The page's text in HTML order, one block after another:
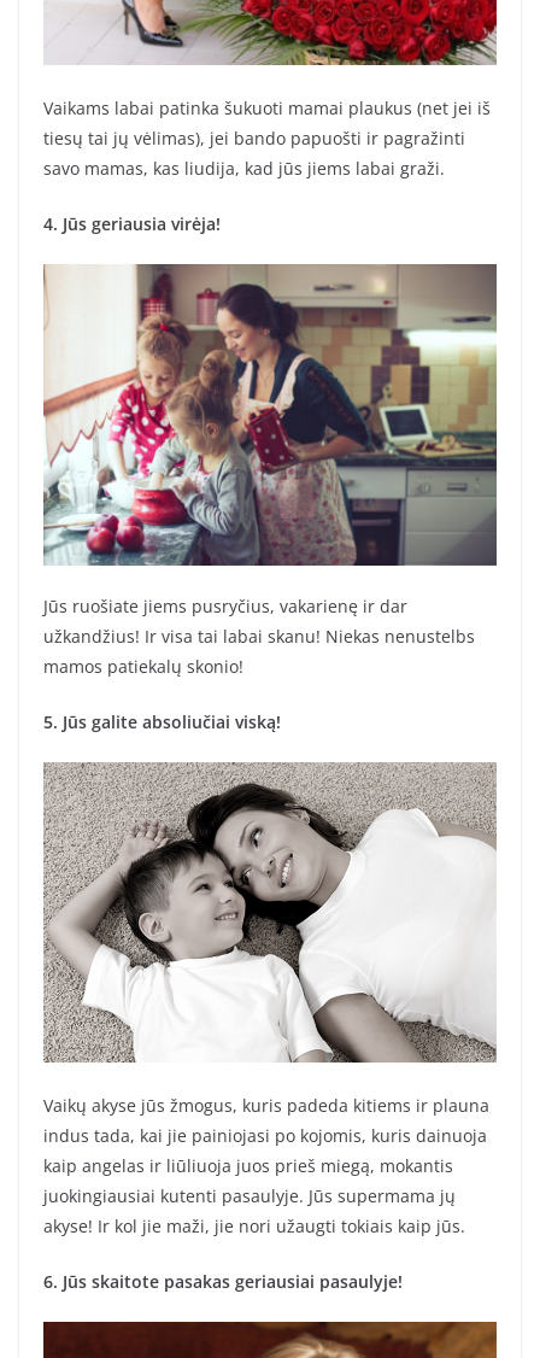
Vaikams labai patinka šukuoti mamai plaukus (net jei iš
tiesų tai jų vėlimas), jei bando papuošti ir pagražinti
savo mamas, kas liudija, kad jūs jiems labai graži.
4. Jūs geriausia virėja!
Jūs ruošiate jiems pusryčius, vakarienę ir dar
užkandžius! Ir visa tai labai skanu! Niekas nenustelbs
mamos patiekalų skonio!
5. Jūs galite absoliučiai viską!
Vaikų akyse jūs žmogus, kuris padeda kitiems ir plauna
indus tada, kai jie painiojasi po kojomis, kuris dainuoja
kaip angelas ir liūliuoja juos prieš miegą, mokantis
juokingiausiai kutenti pasaulyje. Jūs supermama jų
akyse! Ir kol jie maži, jie nori užaugti tokiais kaip jūs.
6. Jūs skaitote pasakas geriausiai pasaulyje!